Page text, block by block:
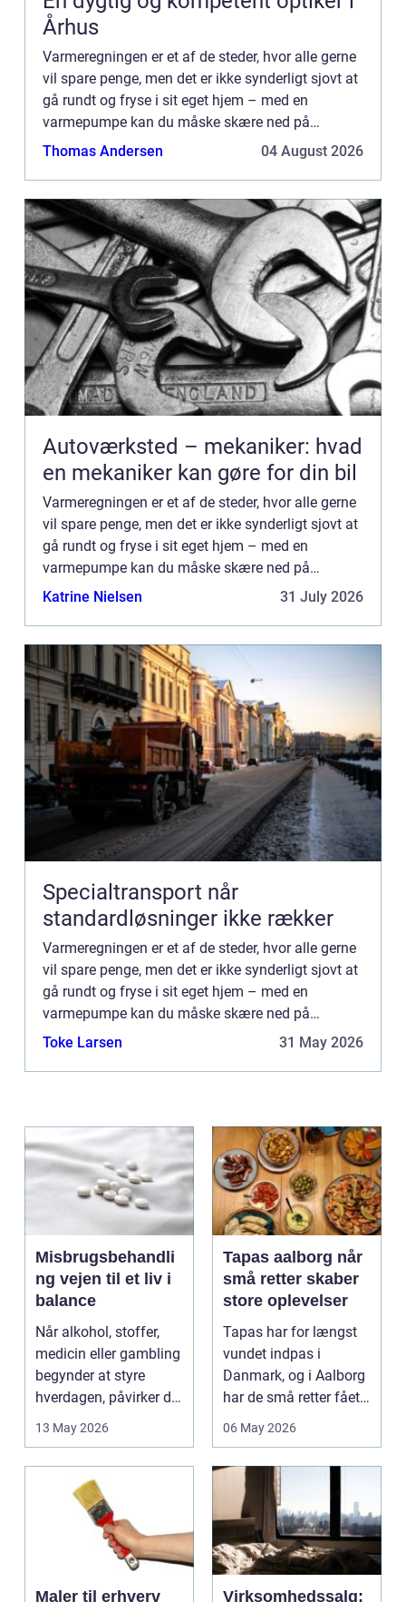
Århus
Varmeregningen er et af de steder, hvor alle gerne
vil spare penge, men det er ikke synderligt sjovt at
gå rundt og fryse i sit eget hjem – med en
varmepumpe kan du måske skære ned på
forbruget. På HusBlogfinder du en lang række af
Thomas Andersen 04 August 2026
Autoværksted – mekaniker: hvad
en mekaniker kan gøre for din bil
Varmeregningen er et af de steder, hvor alle gerne
vil spare penge, men det er ikke synderligt sjovt at
gå rundt og fryse i sit eget hjem – med en
varmepumpe kan du måske skære ned på
forbruget. På HusBlogfinder du en lang række af
Katrine Nielsen 31 July 2026
Specialtransport når
standardløsninger ikke rækker
Varmeregningen er et af de steder, hvor alle gerne
vil spare penge, men det er ikke synderligt sjovt at
gå rundt og fryse i sit eget hjem – med en
varmepumpe kan du måske skære ned på
forbruget. På HusBlogfinder du en lang række af
Toke Larsen 31 May 2026
Misbrugsbehandli
ng vejen til et liv i
balance
Når alkohol, stoffer,
medicin eller gambling
begynder at styre
hverdagen, påvirker det
ikke kun pers...
13 May 2026
Tapas aalborg når
små retter skaber
store oplevelser
Tapas har for længst
vundet indpas i
Danmark, og i Aalborg
har de små retter fået
deres helt eget li...
06 May 2026
Maler til erhverv
Virksomhedssalg: